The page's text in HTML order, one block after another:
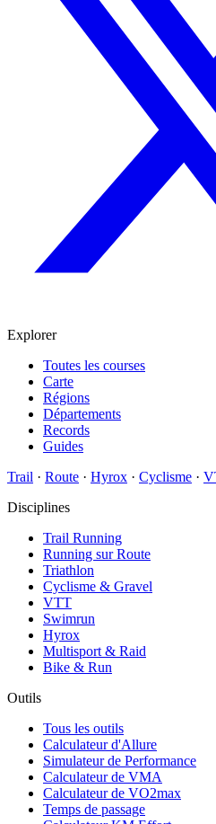
Explorer
Toutes les courses
Carte
Régions
Départements
Records
Guides
Trail · Route · Hyrox · Cyclisme ·
Disciplines
Trail Running
Running sur Route
Triathlon
Cyclisme & Gravel
VTT
Swimrun
Hyrox
Multisport & Raid
Bike & Run
Outils
Tous les outils
Calculateur d'Allure
Simulateur de Performance
Calculateur de VMA
Calculateur de VO2max
Temps de passage